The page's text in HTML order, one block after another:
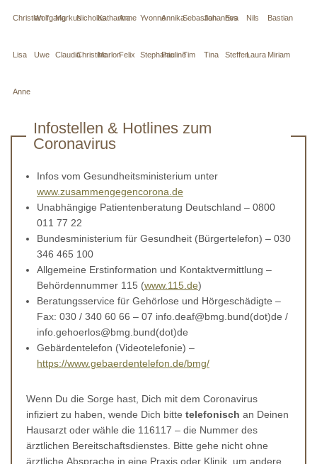
ChristianWolfgangMarkusNicholasKatharina
Anne YvonneAnnikaSebastianJohannes
Eva Nils Bastian
Lisa Uwe ClaudiaChristineMarlonFelix StephaniePaulineTim Tina SteffenLaura Miriam
Anne
Infostellen & Hotlines zum
Coronavirus
Infos vom Gesundheitsministerium unter
www.zusammengegencorona.de
Unabhängige Patientenberatung Deutschland – 0800
011 77 22
Bundesministerium für Gesundheit (Bürgertelefon) – 030
346 465 100
Allgemeine Erstinformation und Kontaktvermittlung –
Behördennummer 115 (www.115.de)
Beratungsservice für Gehörlose und Hörgeschädigte –
Fax: 030 / 340 60 66 – 07 info.deaf@bmg.bund(dot)de /
info.gehoerlos@bmg.bund(dot)de
Gebärdentelefon (Videotelefonie) –
https://www.gebaerdentelefon.de/bmg/
Wenn Du die Sorge hast, Dich mit dem Coronavirus
infiziert zu haben, wende Dich bitte telefonisch an Deinen
Hausarzt oder wähle die 116117 – die Nummer des
ärztlichen Bereitschaftsdienstes. Bitte gehe nicht ohne
ärztliche Absprache in eine Praxis oder Klinik, um andere